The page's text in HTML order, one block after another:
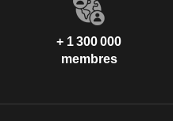
+ 1 300 000
membres